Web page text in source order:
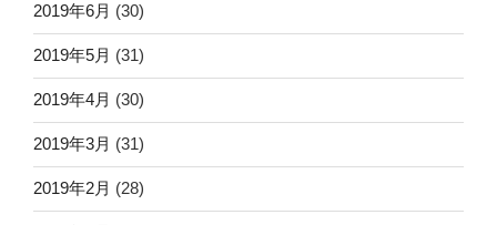
2019年6月 (30)
2019年5月 (31)
2019年4月 (30)
2019年3月 (31)
2019年2月 (28)